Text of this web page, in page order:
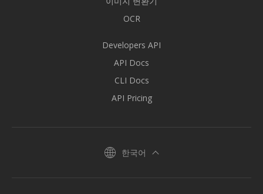
OCR
Developers API
API Docs
CLI Docs
API Pricing
한국어